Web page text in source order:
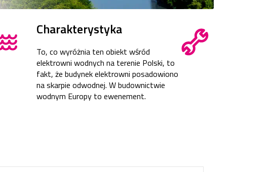
Charakterystyka
To, co wyróżnia ten obiekt wśród
elektrowni wodnych na terenie Polski, to
fakt, że budynek elektrowni posadowiono
na skarpie odwodnej. W budownictwie
wodnym Europy to ewenement.